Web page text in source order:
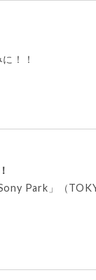
！！
Park」（